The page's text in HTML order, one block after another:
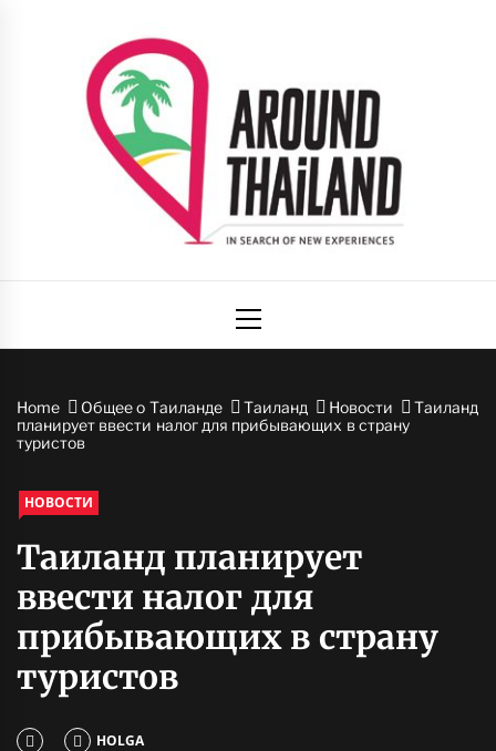
Таиланда
Menu
Home Общее о Таиланде Таиланд Новости
Таиланд
планирует ввести налог для прибывающих в страну
туристов
НОВОСТИ
Таиланд планирует
ввести налог для
прибывающих в страну
туристов
HOLGA